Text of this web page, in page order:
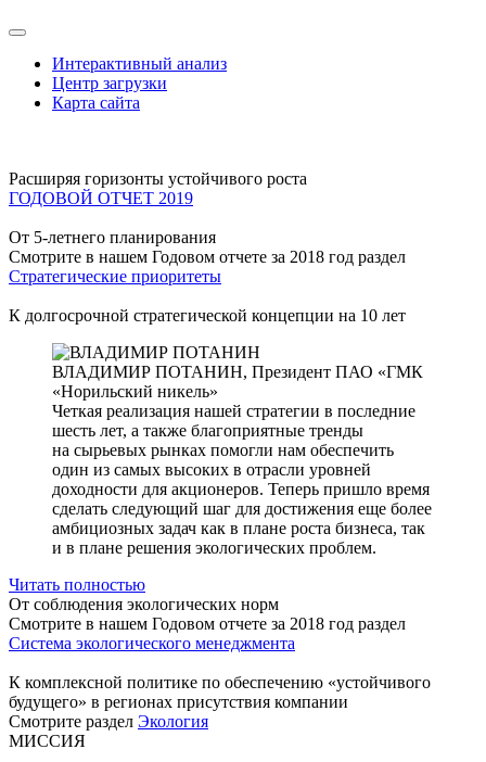
Интерактивный анализ
Центр загрузки
Карта сайта
Расширяя горизонты устойчивого роста
ГОДОВОЙ ОТЧЕТ 2019
От 5-летнего планирования
Смотрите в нашем Годовом отчете за 2018 год раздел
Стратегические приоритеты
К долгосрочной стратегической концепции на 10 лет
ВЛАДИМИР ПОТАНИН, Президент ПАО «ГМК
«Норильский никель»
Четкая реализация нашей стратегии в последние
шесть лет, а также благоприятные тренды
на сырьевых рынках помогли нам обеспечить
один из самых высоких в отрасли уровней
доходности для акционеров. Теперь пришло время
сделать следующий шаг для достижения еще более
амбициозных задач как в плане роста бизнеса, так
и в плане решения экологических проблем.
Читать полностью
От соблюдения экологических норм
Смотрите в нашем Годовом отчете за 2018 год раздел
Система экологического менеджмента
К комплексной политике по обеспечению «устойчивого
будущего» в регионах присутствия компании
Смотрите раздел Экология
МИССИЯ